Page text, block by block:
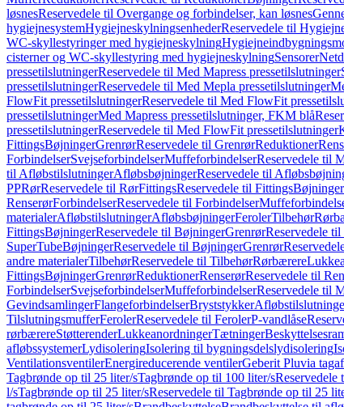
løsnesReservedele til Overgange og forbindelser, kan løsnes
hygiejnesystemHygiejneskylningsenhederReservedele til
WC-skyllestyringer med hygiejneskylning
cisterner og WC-skyllestyring med hygiejneskylningSensorer
pressetilslutningerReservedele til Med Mapress pressetilslutninger
pressetilslutningerReservedele til Med Mepla pressetilslutninger
FlowFit pressetilslutningerReservedele til Med FlowFit
pressetilslutningerMed Mapress pressetilslutninger, FKM blå
pressetilslutningerReservedele til Med FlowFit pressetilslutninger
FittingsBøjningerGrenrørReservedele til GrenrørReduktioner
ForbindelserSvejseforbindelserMuffeforbindelserReservedele til
til AfløbstilslutningerAfløbsbøjningerReservedele til
PPRørReservedele til RørFittingsReservedele til FittingsBøjninger
RenserørForbindelserReservedele til Forbindelser
materialerAfløbstilslutningerAfløbsbøjningerFerolerTilbehør
FittingsBøjningerReservedele til BøjningerGrenrørReservedele
SuperTubeBøjningerReservedele til BøjningerGrenrør
andre materialerTilbehørReservedele til TilbehørRørbærere
FittingsBøjningerGrenrørReduktionerRenserørReservedele til
ForbindelserSvejseforbindelserMuffeforbindelserReservedele til
GevindsamlingerFlangeforbindelserBryststykker
TilslutningsmufferFerolerReservedele til FerolerP-vandlåse
rørbærereStøtterenderLukkeanordningerTætninger
afløbssystemerLydisoleringIsolering til bygningsdelslydisolering
VentilationsventilerEnergireducerende ventilerGeberit Pluvia
Tagbrønde op til 25 liter/sTagbrønde op til 100 liter/sReservedele
l/sTagbrønde op til 25 liter/sReservedele til Tagbrønde op til 25